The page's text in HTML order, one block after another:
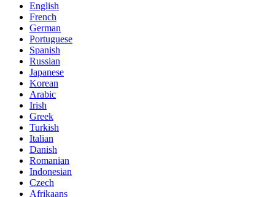
English
French
German
Portuguese
Spanish
Russian
Japanese
Korean
Arabic
Irish
Greek
Turkish
Italian
Danish
Romanian
Indonesian
Czech
Afrikaans